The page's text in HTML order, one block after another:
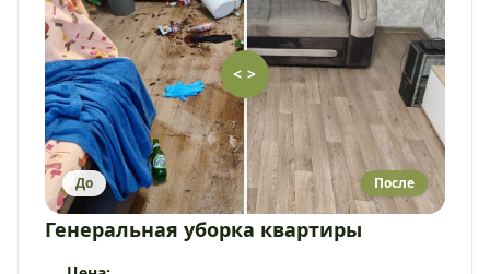
< >
До После
Генеральная уборка квартиры